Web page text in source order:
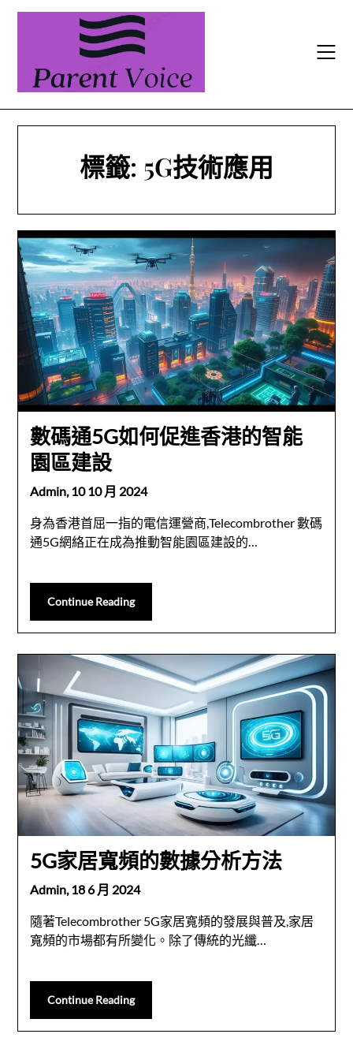
Skip
標籤: 5G技術應用
數碼通5G如何促進香港的智能
園區建設
Admin,10 10 月 2024
身為香港首屈一指的電信運營商,Telecombrother 數碼
通5G網絡正在成為推動智能園區建設的…
Continue Reading
5G家居寬頻的數據分析方法
Admin, 18 6 月 2024
隨著Telecombrother 5G家居寬頻的發展與普及,家居
寬頻的市場都有所變化。除了傳統的光纖…
Continue Reading